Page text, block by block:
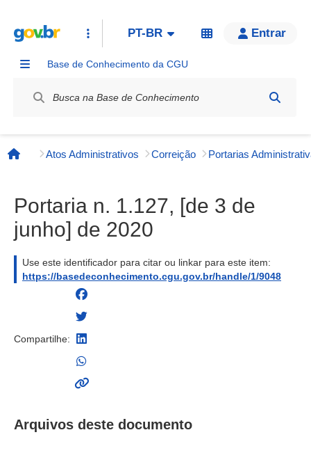
PT-BR Entrar
Base de Conhecimento da CGU
Página inicial
Atos Administrativos Correição
Portaria n. 1.127, [de 3 de
junho] de 2020
Use este identificador para citar ou linkar para este item:
https://basedeconhecimento.cgu.gov.br/handle/1/9048
Compartilhe:
Arquivos deste documento